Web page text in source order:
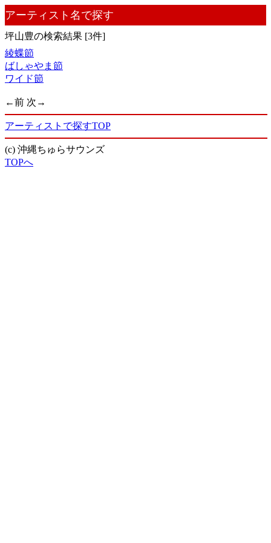
アーティスト名で探す
坪山豊の検索結果 [3件]
綾蝶節
ばしゃやま節
ワイド節
←前 次→
アーティストで探すTOP
(c) 沖縄ちゅらサウンズ
TOPへ